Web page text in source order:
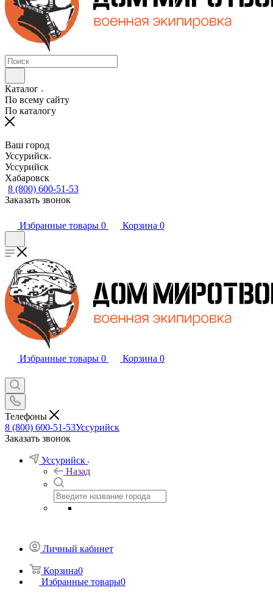
Каталог
По всему сайту
По каталогу
Ваш город
Уссурийск
Уссурийск
Хабаровск
8 (800) 600-51-53
Заказать звонок
Избранные товары 0 Корзина 0
Избранные товары 0 Корзина 0
Телефоны
8 (800) 600-51-53Уссурийск
Заказать звонок
Уссурийск
Назад
Личный кабинет
Корзина0
Избранные товары0